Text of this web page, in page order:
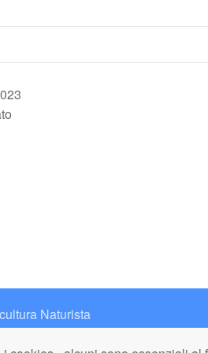
Naturista